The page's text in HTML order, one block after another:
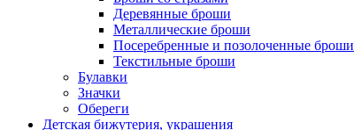
Деревянные броши
Металлические броши
Посеребренные и позолоченные броши
Текстильные броши
Булавки
Значки
Обереги
Детская бижутерия, украшения